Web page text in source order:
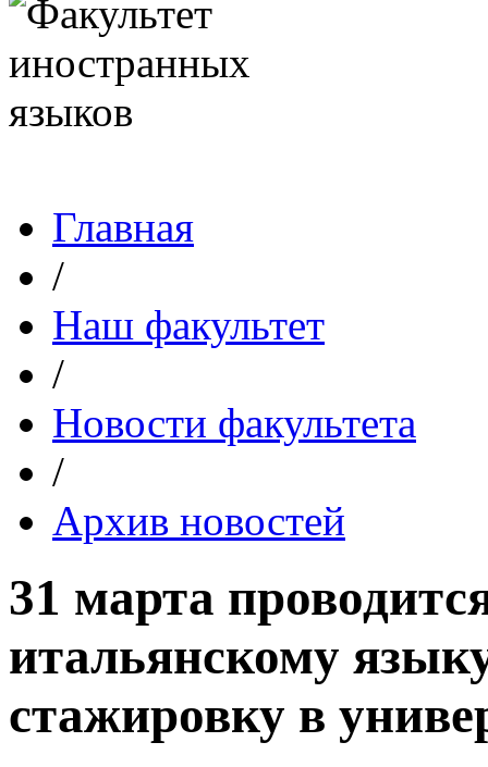
Главная
/
Наш факультет
/
Новости факультета
/
Архив новостей
31 марта
итальянскому
стажировку в